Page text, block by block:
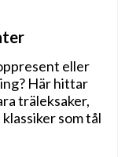
eller
Här hittar
träleksaker,
som tål